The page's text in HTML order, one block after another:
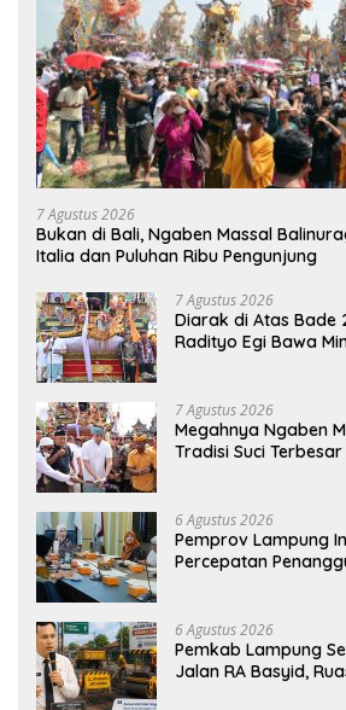
7 Agustus 2026
Bukan di Bali, Ngaben Massal
Italia dan Puluhan Ribu Pengunjung
7 Agustus 2026
Diarak di Atas Bade
Radityo Egi Bawa
7 Agustus 2026
Megahnya Ngaben
Tradisi Suci
6 Agustus 2026
Pemprov Lampung
Percepatan
6 Agustus 2026
Pemkab Lampung
Jalan RA Basyid,